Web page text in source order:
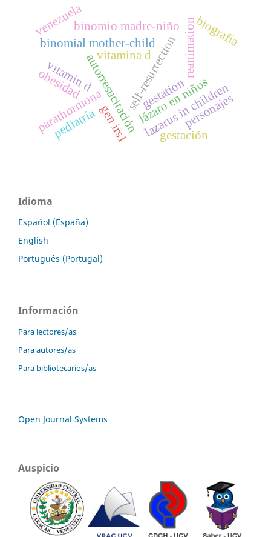
autorresucitaciónlázaro en niños
self-resurrection
lazarus in children
reanimation
vitamina d
parathormona
gestación
binomio madre-niño
vitamin d gestation
binomial mother-child
personajes
biografía
venezuela
gen irs1
obesidad
pediatría
Idioma
Español (España)
English
Português (Portugal)
Información
Para lectores/as
Para autores/as
Para bibliotecarios/as
Open Journal Systems
Auspicio